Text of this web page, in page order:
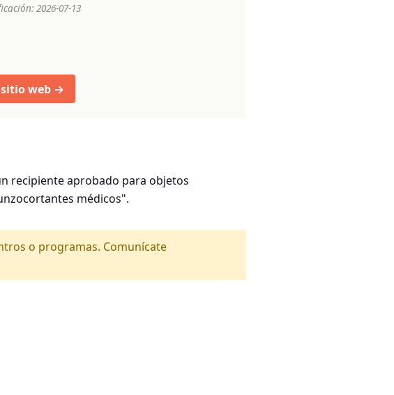
2026-07-13
web →
recipiente aprobado para objetos
médicos".
o programas. Comunícate